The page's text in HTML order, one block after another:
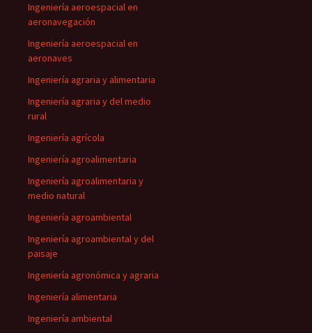
Ingeniería aeroespacial en
aeronavegación
Ingeniería aeroespacial en
aeronaves
Ingeniería agraria y alimentaria
Ingeniería agraria y del medio
rural
Ingeniería agrícola
Ingeniería agroalimentaria
Ingeniería agroalimentaria y
medio natural
Ingeniería agroambiental
Ingeniería agroambiental y del
paisaje
Ingeniería agronómica y agraria
Ingeniería alimentaria
Ingeniería ambiental